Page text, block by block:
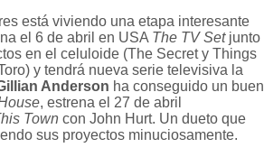
está viviendo una etapa interesante
el 6 de abril en USA The TV Setjunto
en el celuloide (The Secret y Things
y tendrá nueva serie televisiva la
Anderson ha conseguido un buen
, estrena el 27 de abril
Town con John Hurt. Un dueto que
sus proyectos minuciosamente.